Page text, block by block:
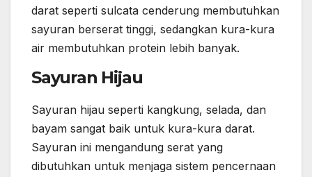
darat seperti sulcata cenderung membutuhkan
sayuran berserat tinggi, sedangkan kura-kura
air membutuhkan protein lebih banyak.
Sayuran Hijau
Sayuran hijau seperti kangkung, selada, dan
bayam sangat baik untuk kura-kura darat.
Sayuran ini mengandung serat yang
dibutuhkan untuk menjaga sistem pencernaan